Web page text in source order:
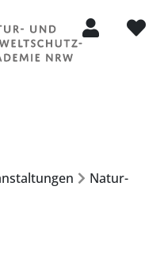
Mein Konto
Natur-